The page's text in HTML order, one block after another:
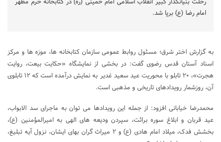
امام رضا (ع) برپا شد.
به گزارش اختر شرق؛ مسئول روابط عمومی سازمان کتابخانه‌ ها، موزه‌ ها و مرکز
اسناد آستان قدس رضوی گفت: در بخشی از نمایشگاه «حکایت بیعت، روایت
هجرت»، ۲۰ تابلو با محوریت عید سعید غدیر به نمایش درآمده است که ۱۲ تابلوی
آن، روزشمار رویدادهای تاریخی و مذهبی است.
محمدرضا خیابانی افزود: از جمله این رویدادها می‌ توان به ماجرای سد الابواب،
عید قربان و ابلاغ سوره برائت، سپردن ودیعه های الهی به امیرالمؤمنین (ع)،
بخشش فدک، میلاد امام هادی (ع) و ۲ میراث گران‌ بهای ایشان، نزول آیه تبلیغ،